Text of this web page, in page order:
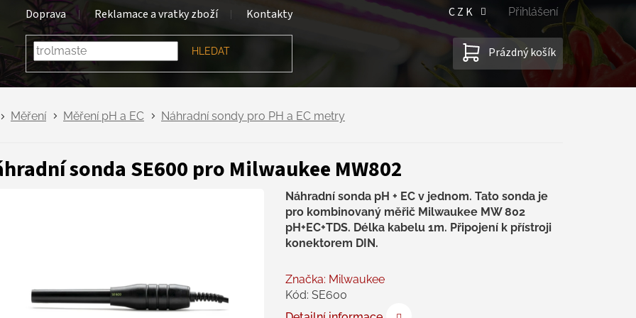
Doprava Reklamace a vratky zboží Kontakty CZK Přihlášení
HLEDAT
NÁKUPNÍ
KOŠÍK
Prázdný košík
Měření Měření pH a EC Náhradní sondy pro PH a EC metry
sonda SE600 pro Milwaukee MW802
Náhradní sonda pH + EC v jednom. Tato sonda je
pro kombinovaný měřič Milwaukee MW 802
pH+EC+TDS. Délka kabelu 1m. Připojení k přístroji
konektorem DIN.
Značka: Milwaukee
Kód: SE600